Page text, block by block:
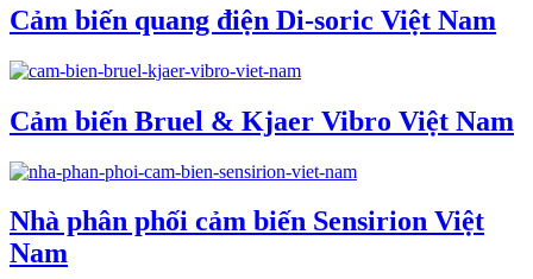
Cảm biến quang điện Di-soric Việt Nam
Cảm biến Bruel & Kjaer Vibro Việt Nam
Nhà phân phối cảm biến Sensirion Việt
Nam